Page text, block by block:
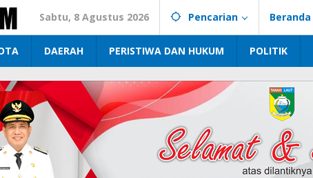
Sabtu, 8 Agustus 2026 Pencarian Beranda
DAERAH PERISTIWA DAN HUKUM POLITIK